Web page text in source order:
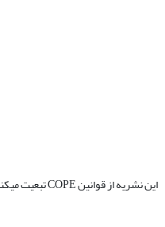
این نشریه از قوانین COPE تبعیت میکند.